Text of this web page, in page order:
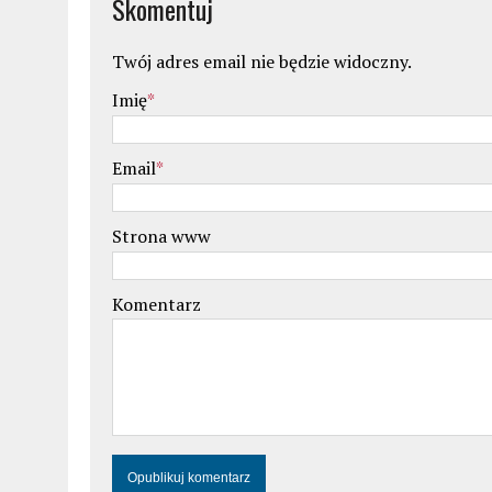
Skomentuj
Twój adres email nie będzie widoczny.
Imię*
Email*
Strona www
Komentarz